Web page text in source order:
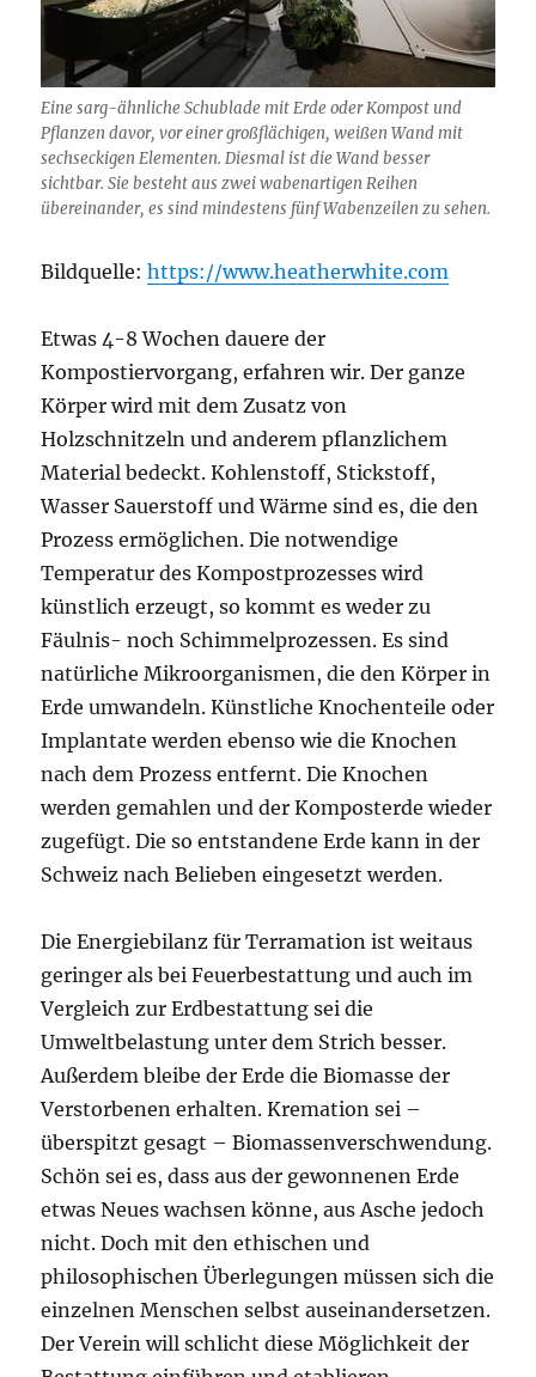
Eine sarg-ähnliche Schublade mit Erde oder Kompost und
Pflanzen davor, vor einer großflächigen, weißen Wand mit
sechseckigen Elementen. Diesmal ist die Wand besser
sichtbar. Sie besteht aus zwei wabenartigen Reihen
übereinander, es sind mindestens fünf Wabenzeilen zu sehen.
Bildquelle:https://www.heatherwhite.com
Etwas 4-8 Wochen dauere der
Kompostiervorgang, erfahren wir. Der ganze
Körper wird mit dem Zusatz von
Holzschnitzeln und anderem pflanzlichem
Material bedeckt. Kohlenstoff, Stickstoff,
Wasser Sauerstoff und Wärme sind es, die den
Prozess ermöglichen. Die notwendige
Temperatur des Kompostprozesses wird
künstlich erzeugt, so kommt es weder zu
Fäulnis- noch Schimmelprozessen. Es sind
natürliche Mikroorganismen, die den Körper in
Erde umwandeln. Künstliche Knochenteile oder
Implantate werden ebenso wie die Knochen
nach dem Prozess entfernt. Die Knochen
werden gemahlen und der Komposterde wieder
zugefügt. Die so entstandene Erde kann in der
Schweiz nach Belieben eingesetzt werden.
Die Energiebilanz für Terramation ist weitaus
geringer als bei Feuerbestattung und auch im
Vergleich zur Erdbestattung sei die
Umweltbelastung unter dem Strich besser.
Außerdem bleibe der Erde die Biomasse der
Verstorbenen erhalten. Kremation sei –
überspitzt gesagt – Biomassenverschwendung.
Schön sei es, dass aus der gewonnenen Erde
etwas Neues wachsen könne, aus Asche jedoch
nicht. Doch mit den ethischen und
philosophischen Überlegungen müssen sich die
einzelnen Menschen selbst auseinandersetzen.
Der Verein will schlicht diese Möglichkeit der